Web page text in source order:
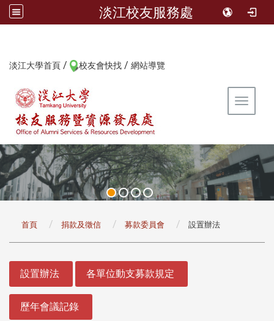
淡江校友服務處
淡江大學首頁 / 校友會快找 / 網站導覽
Toggle
首頁 捐款及徵信 募款委員會 設置辦法
設置辦法 各單位動支募款規定
歷年會議記錄